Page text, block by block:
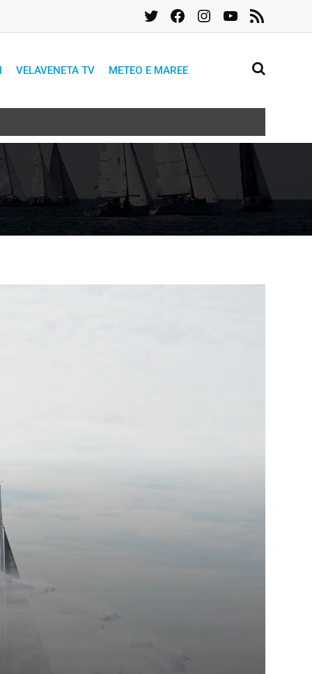
TwitterFacebookInstagramYouTube
Feed
RSS
VELAVENETA TV METEO E MAREE